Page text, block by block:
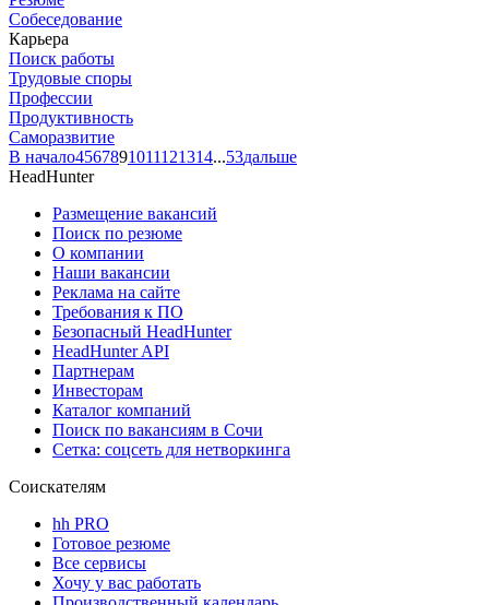
Собеседование
Карьера
Поиск работы
Трудовые споры
Профессии
Продуктивность
Саморазвитие
В начало4567891011121314...53дальше
HeadHunter
Размещение вакансий
Поиск по резюме
О компании
Наши вакансии
Реклама на сайте
Требования к ПО
Безопасный HeadHunter
HeadHunter API
Партнерам
Инвесторам
Каталог компаний
Поиск по вакансиям в Сочи
Сетка: соцсеть для нетворкинга
Соискателям
hh PRO
Готовое резюме
Все сервисы
Хочу у вас работать